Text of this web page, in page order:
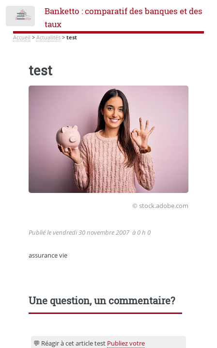
Banketto : comparatif des banques et des
taux
Accueil > Actualités> test
test
© stock.adobe.com
Publié levendredi 30 novembre 2007à 0 h 0
assurance vie
Une question, un commentaire?
💬 Réagir à cet article test Publiez votre